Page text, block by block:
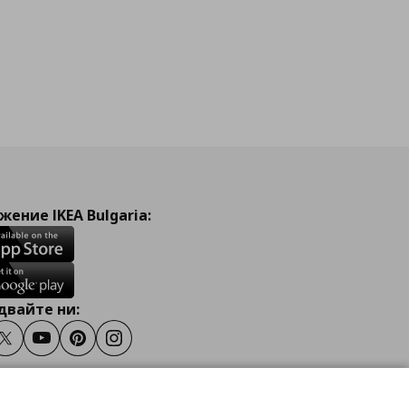
IKEA Bulgaria:
ни:
TwitterYoutubePinterestInstagram